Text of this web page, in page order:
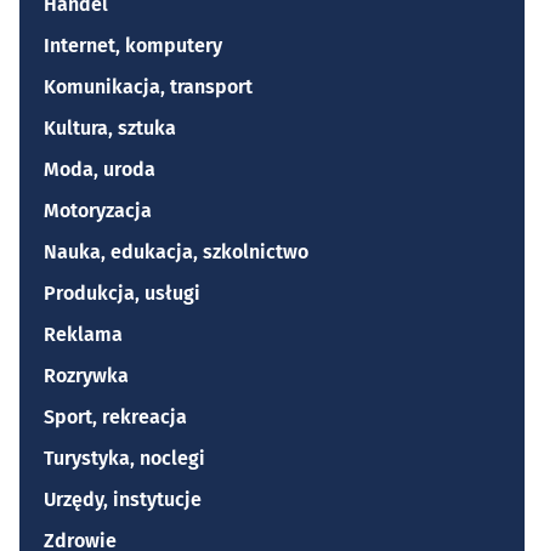
Internet, komputery
Komunikacja, transport
Kultura, sztuka
Moda, uroda
Motoryzacja
Nauka, edukacja, szkolnictwo
Produkcja, usługi
Reklama
Rozrywka
Sport, rekreacja
Turystyka, noclegi
Urzędy, instytucje
Zdrowie